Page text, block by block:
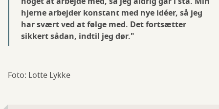
hjerne arbejder konstant med nye idéer, så jeg
har svært ved at følge med. Det fortsætter
sikkert sådan, indtil jeg dør."
Foto: Lotte Lykke